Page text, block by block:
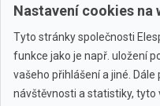
Nastavení cookies na
Tyto stránky společnosti
funkce jako je např. uložení
vašeho přihlášení a jiné.
návštěvnosti a statistiky,